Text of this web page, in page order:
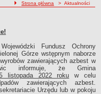
ścieżka nawigacji
Strona główna > Aktualności
Fundusz Ochrony
Górze wstępnym naborze
zawierających azbest w
informuje, że Gmina
listopada 2022 roku w celu
zawierających azbest.
Urzędu lub w pokoju